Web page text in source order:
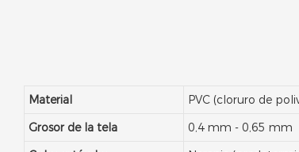
Material
PVC (cloruro de
Grosor de la tela
0,4 mm - 0,65 mm